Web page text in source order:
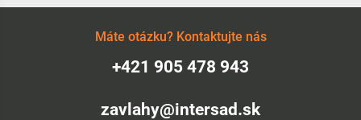
Máte otázku? Kontaktujte nás
+421 905 478 943
zavlahy@intersad.sk